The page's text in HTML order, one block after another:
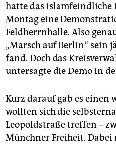
hatte das islamfeindliche
Montag eine
Feldherrnhalle. Also
„Marsch auf Berlin“ sein
fand. Doch das
untersagte die Demo in
Kurz darauf gab es einen
wollten sich die
Leopoldstraße treffen –
Münchner Freiheit. Dabei